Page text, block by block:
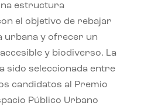
estructura
el objetivo de rebajar
urbana y ofrecer un
y biodiverso. La
sido seleccionada entre
candidatos al Premio
Público Urbano